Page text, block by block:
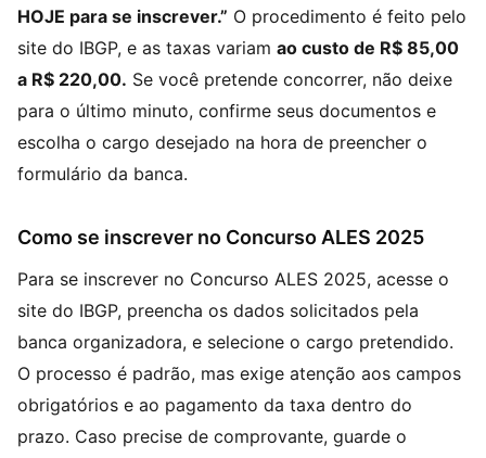
HOJE para se inscrever.” O procedimento é feito pelo
site do IBGP, e as taxas variam ao custo de R$ 85,00
a R$ 220,00. Se você pretende concorrer, não deixe
para o último minuto, confirme seus documentos e
escolha o cargo desejado na hora de preencher o
formulário da banca.
Como se inscrever no Concurso ALES 2025
Para se inscrever no Concurso ALES 2025, acesse o
site do IBGP, preencha os dados solicitados pela
banca organizadora, e selecione o cargo pretendido.
O processo é padrão, mas exige atenção aos campos
obrigatórios e ao pagamento da taxa dentro do
prazo. Caso precise de comprovante, guarde o